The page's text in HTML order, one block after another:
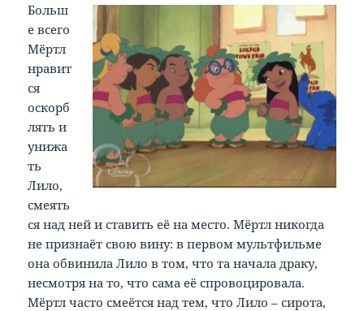
Больш
е всего
Мёртл
нравит
ся
оскорб
лять и
унижа
ть
Лило,
смеять
ся над ней и ставить её на место. Мёртл никогда
не признаёт свою вину: в первом мультфильме
она обвинила Лило в том, что та начала драку,
несмотря на то, что сама её спровоцировала.
Мёртл часто смеётся над тем, что Лило – сирота,